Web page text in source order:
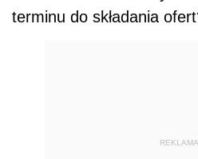
terminu do składania
REKLAMA